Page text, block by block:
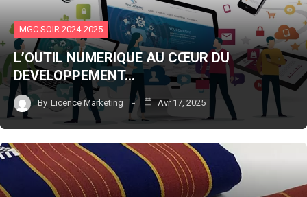
MGC SOIR 2024-2025
L’OUTIL NUMERIQUE AU CŒUR DU
DEVELOPPEMENT…
By Licence Marketing Avr 17, 2025